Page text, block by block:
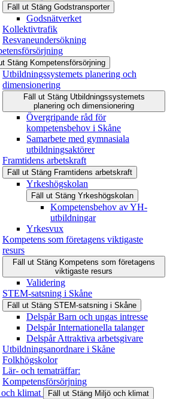
Fäll ut Stäng Godstransporter
Godsnätverket
Kollektivtrafik
Resvaneundersökning
Stäng Kompetensförsörjning
Utbildningssystemets planering och
dimensionering
Fäll ut Stäng Utbildningssystemets
planering och dimensionering
Övergripande råd för
kompetensbehov i Skåne
Samarbete med gymnasiala
utbildningsaktörer
Framtidens arbetskraft
Fäll ut Stäng Framtidens arbetskraft
Yrkeshögskolan
Fäll ut Stäng Yrkeshögskolan
Kompetensbehov av YH-
utbildningar
Yrkesvux
Kompetens som företagens viktigaste
resurs
Fäll ut Stäng Kompetens som företagens
viktigaste resurs
Validering
STEM-satsning i Skåne
Fäll ut Stäng STEM-satsning i Skåne
Delspår Barn och ungas intresse
Delspår Internationella talanger
Delspår Attraktiva arbetsgivare
Utbildningsanordnare i Skåne
Folkhögskolor
Lär- och tematräffar:
Kompetensförsörjning
klimat
Fäll ut Stäng Miljö och klimat